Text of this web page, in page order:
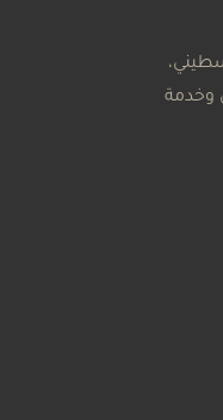
وخدمة